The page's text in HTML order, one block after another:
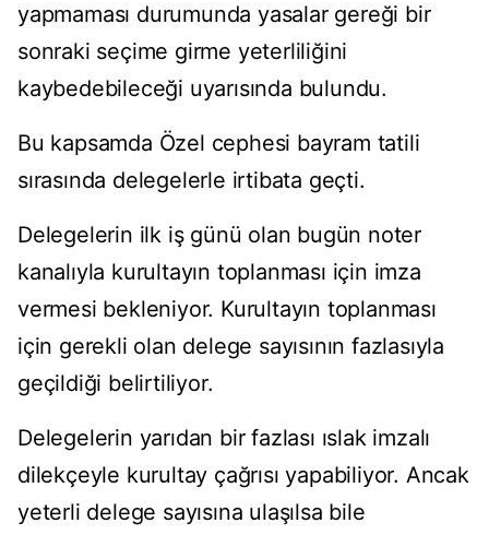
yapmaması durumunda yasalar gereği bir
sonraki seçime girme yeterliliğini
kaybedebileceği uyarısında bulundu.
Bu kapsamda Özel cephesi bayram tatili
sırasında delegelerle irtibata geçti.
Delegelerin ilk iş günü olan bugün noter
kanalıyla kurultayın toplanması için imza
vermesi bekleniyor. Kurultayın toplanması
için gerekli olan delege sayısının fazlasıyla
geçildiği belirtiliyor.
Delegelerin yarıdan bir fazlası ıslak imzalı
dilekçeyle kurultay çağrısı yapabiliyor. Ancak
yeterli delege sayısına ulaşılsa bile